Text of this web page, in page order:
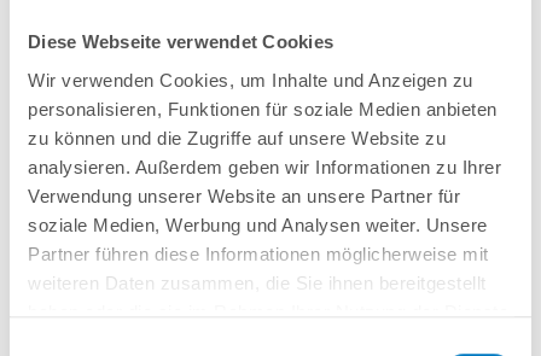
Diese Webseite verwendet Cookies
Wir verwenden Cookies, um Inhalte und Anzeigen zu
personalisieren, Funktionen für soziale Medien anbieten
zu können und die Zugriffe auf unsere Website zu
analysieren. Außerdem geben wir Informationen zu Ihrer
Verwendung unserer Website an unsere Partner für
soziale Medien, Werbung und Analysen weiter. Unsere
Partner führen diese Informationen möglicherweise mit
weiteren Daten zusammen, die Sie ihnen bereitgestellt
Aluminiumsowie Bodenschienen aus Kunststoff.
Als PROFI-Setinkl.:
POOLSANA UV-C Entkeimungsgerät 75 W : Reduziert den
Wasserpflegebedarf deutlich!
Unterlegvlies 500 g/m²
Einbauskimmer und Einlaufdüse
SandfilteranlagePOOLSANAPRO PRIME 400 / SPECK PP 7( Made in